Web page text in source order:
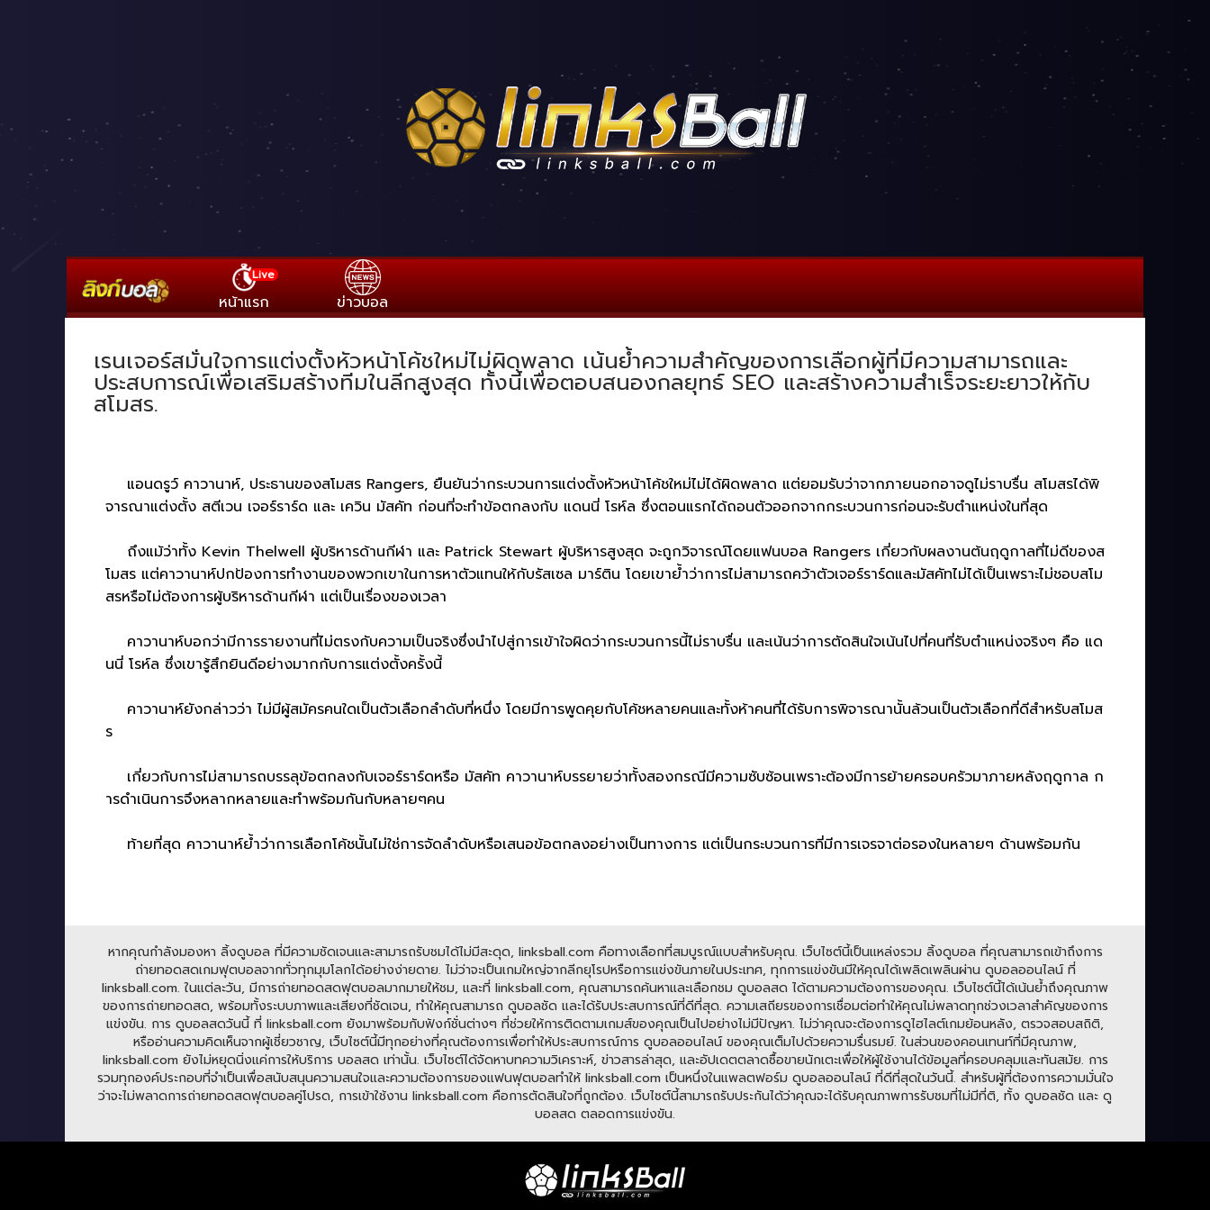
Live
หน้าแรก ข่าวบอล
เรนเจอร์สมั่นใจการแต่งตั้งหัวหน้าโค้ชใหม่ไม่ผิดพลาด เน้นย้ำความสำคัญของการเลือกผู้ที่มีความสามารถและ
ประสบการณ์เพื่อเสริมสร้างทีมในลีกสูงสุด ทั้งนี้เพื่อตอบสนองกลยุทธ์ SEO และสร้างความสำเร็จระยะยาวให้กับ
สโมสร.
แอนดรูว์ คาวานาห์, ประธานของสโมสร Rangers, ยืนยันว่ากระบวนการแต่งตั้งหัวหน้าโค้ชใหม่ไม่ได้ผิดพลาด แต่ยอมรับว่าจากภายนอกอาจดูไม่ราบรื่น สโมสรได้พิ
จารณาแต่งตั้ง สตีเวน เจอร์ราร์ด และ เควิน มัสคัท ก่อนที่จะทำข้อตกลงกับ แดนนี่ โรห์ล ซึ่งตอนแรกได้ถอนตัวออกจากกระบวนการก่อนจะรับตำแหน่งในที่สุด
ถึงแม้ว่าทั้ง Kevin Thelwell ผู้บริหารด้านกีฬา และ Patrick Stewart ผู้บริหารสูงสุด จะถูกวิจารณ์โดยแฟนบอล Rangers เกี่ยวกับผลงานต้นฤดูกาลที่ไม่ดีของส
โมสร แต่คาวานาห์ปกป้องการทำงานของพวกเขาในการหาตัวแทนให้กับรัสเซล มาร์ติน โดยเขาย้ำว่าการไม่สามารถคว้าตัวเจอร์ราร์ดและมัสคัทไม่ได้เป็นเพราะไม่ชอบสโม
สรหรือไม่ต้องการผู้บริหารด้านกีฬา แต่เป็นเรื่องของเวลา
คาวานาห์บอกว่ามีการรายงานที่ไม่ตรงกับความเป็นจริงซึ่งนำไปสู่การเข้าใจผิดว่ากระบวนการนี้ไม่ราบรื่น และเน้นว่าการตัดสินใจเน้นไปที่คนที่รับตำแหน่งจริงๆ คือ แด
นนี่ โรห์ล ซึ่งเขารู้สึกยินดีอย่างมากกับการแต่งตั้งครั้งนี้
คาวานาห์ยังกล่าวว่า ไม่มีผู้สมัครคนใดเป็นตัวเลือกลำดับที่หนึ่ง โดยมีการพูดคุยกับโค้ชหลายคนและทั้งห้าคนที่ได้รับการพิจารณานั้นล้วนเป็นตัวเลือกที่ดีสำหรับสโมส
ร
เกี่ยวกับการไม่สามารถบรรลุข้อตกลงกับเจอร์ราร์ดหรือ มัสคัท คาวานาห์บรรยายว่าทั้งสองกรณีมีความซับซ้อนเพราะต้องมีการย้ายครอบครัวมาภายหลังฤดูกาล ก
ารดำเนินการจึงหลากหลายและทำพร้อมกันกับหลายๆคน
ท้ายที่สุด คาวานาห์ย้ำว่าการเลือกโค้ชนั้นไม่ใช่การจัดลำดับหรือเสนอข้อตกลงอย่างเป็นทางการ แต่เป็นกระบวนการที่มีการเจรจาต่อรองในหลายๆ ด้านพร้อมกัน
หากคุณกำลังมองหา ลิ้งดูบอล ที่มีความชัดเจนและสามารถรับชมได้ไม่มีสะดุด, linksball.com คือทางเลือกที่สมบูรณ์แบบสำหรับคุณ. เว็บไซต์นี้เป็นแหล่งรวม ลิ้งดูบอล ที่คุณสามารถเข้าถึงการ
ถ่ายทอดสดเกมฟุตบอลจากทั่วทุกมุมโลกได้อย่างง่ายดาย. ไม่ว่าจะเป็นเกมใหญ่จากลีกยุโรปหรือการแข่งขันภายในประเทศ, ทุกการแข่งขันมีให้คุณได้เพลิดเพลินผ่าน ดูบอลออนไลน์ ที่
linksball.com. ในแต่ละวัน, มีการถ่ายทอดสดฟุตบอลมากมายให้ชม, และที่ linksball.com, คุณสามารถค้นหาและเลือกชม ดูบอลสด ได้ตามความต้องการของคุณ. เว็บไซต์นี้ได้เน้นย้ำถึงคุณภาพ
ของการถ่ายทอดสด, พร้อมทั้งระบบภาพและเสียงที่ชัดเจน, ทำให้คุณสามารถ ดูบอลชัด และได้รับประสบการณ์ที่ดีที่สุด. ความเสถียรของการเชื่อมต่อทำให้คุณไม่พลาดทุกช่วงเวลาสำคัญของการ
แข่งขัน. การ ดูบอลสดวันนี้ ที่ linksball.com ยังมาพร้อมกับฟังก์ชั่นต่างๆ ที่ช่วยให้การติดตามเกมส์ของคุณเป็นไปอย่างไม่มีปัญหา. ไม่ว่าคุณจะต้องการดูไฮไลต์เกมย้อนหลัง, ตรวจสอบสถิติ,
หรืออ่านความคิดเห็นจากผู้เชี่ยวชาญ, เว็บไซต์นี้มีทุกอย่างที่คุณต้องการเพื่อทำให้ประสบการณ์การ ดูบอลออนไลน์ ของคุณเต็มไปด้วยความรื่นรมย์. ในส่วนของคอนเทนท์ที่มีคุณภาพ,
linksball.com ยังไม่หยุดนิ่งแค่การให้บริการ บอลสด เท่านั้น. เว็บไซต์ได้จัดหาบทความวิเคราะห์, ข่าวสารล่าสุด, และอัปเดตตลาดซื้อขายนักเตะเพื่อให้ผู้ใช้งานได้ข้อมูลที่ครอบคลุมและทันสมัย. การ
รวมทุกองค์ประกอบที่จำเป็นเพื่อสนับสนุนความสนใจและความต้องการของแฟนฟุตบอลทำให้ linksball.com เป็นหนึ่งในแพลตฟอร์ม ดูบอลออนไลน์ ที่ดีที่สุดในวันนี้. สำหรับผู้ที่ต้องการความมั่นใจ
ว่าจะไม่พลาดการถ่ายทอดสดฟุตบอลคู่โปรด, การเข้าใช้งาน linksball.com คือการตัดสินใจที่ถูกต้อง. เว็บไซต์นี้สามารถรับประกันได้ว่าคุณจะได้รับคุณภาพการรับชมที่ไม่มีที่ติ, ทั้ง ดูบอลชัด และ ดู
บอลสด ตลอดการแข่งขัน.